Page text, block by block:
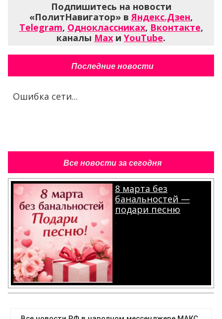
Подпишитесь на новости
«ПолитНавигатор» вЯндекс.Дзен,
Telegram, Одноклассниках, Вконтакте,
каналы Max и YouTube.
Последние новости
Ошибка сети...
Все новости за сегодня
8 марта без
банальностей —
подари песню
.